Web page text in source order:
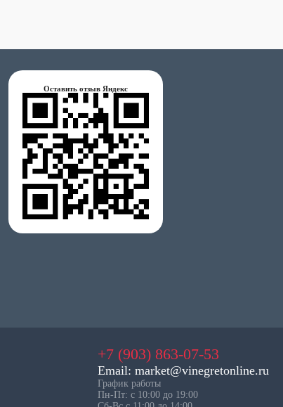
Оставить отзыв Яндекс
+7 (903) 863-07-53
Email: market@vinegretonline.ru
График работы
Пн-Пт: с 10:00 до 19:00